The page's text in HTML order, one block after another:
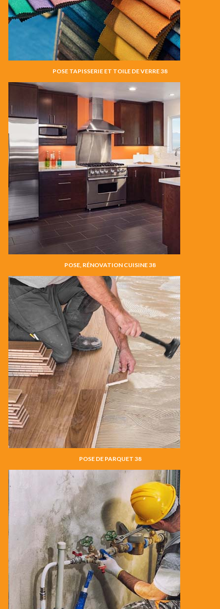
POSE TAPISSERIE ET TOILE DE VERRE 38
POSE, RÉNOVATION CUISINE 38
POSE DE PARQUET 38